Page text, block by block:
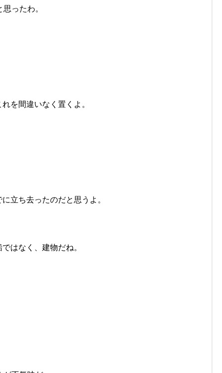
ったわ。
を間違いなく置くよ。
立ち去ったのだと思うよ。
はなく、建物だね。